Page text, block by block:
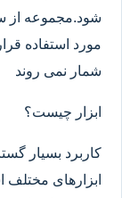
شود.مجموعه از
مورد استفاده
شمار نمی روند
ابزار چیست؟
کاربرد بسیار
ابزارهای